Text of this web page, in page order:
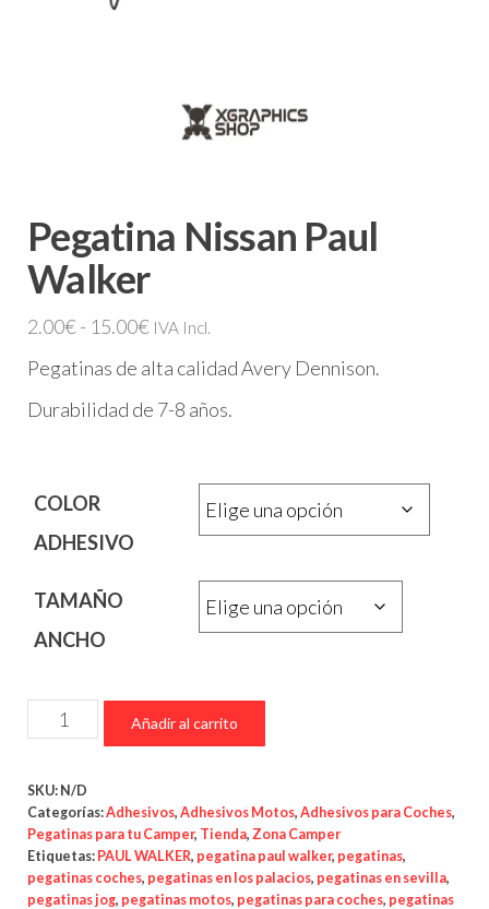
Pegatina Nissan Paul
Walker
2.00€- 15.00€ Rango
de
desde
15.00€
IVA Incl.
Pegatinas de alta calidad Avery Dennison.
Durabilidad de 7-8 años.
COLOR
ADHESIVO
TAMAÑO
ANCHO
Pegatina
Nissan
Walker
cantidad
Añadir al carrito
SKU: N/D
Categorías:Adhesivos, Adhesivos Motos, Adhesivos para Coches,
Pegatinas para tu Camper, Tienda, Zona Camper
Etiquetas: PAUL WALKER, pegatina paul walker, pegatinas,
pegatinas coches, pegatinas en los palacios, pegatinas en sevilla,
pegatinas jog, pegatinas motos, pegatinas para coches, pegatinas